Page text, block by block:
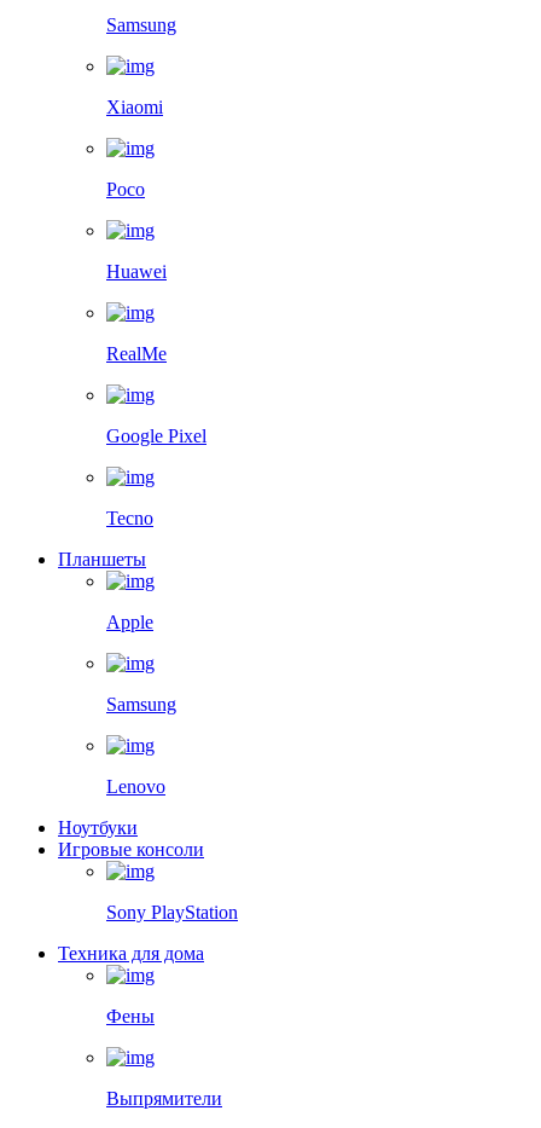
Samsung
Xiaomi
Poco
Huawei
RealMe
Google Pixel
Tecno
Планшеты
Apple
Samsung
Lenovo
Ноутбуки
Игровые консоли
Sony PlayStation
Техника для дома
Фены
Выпрямители